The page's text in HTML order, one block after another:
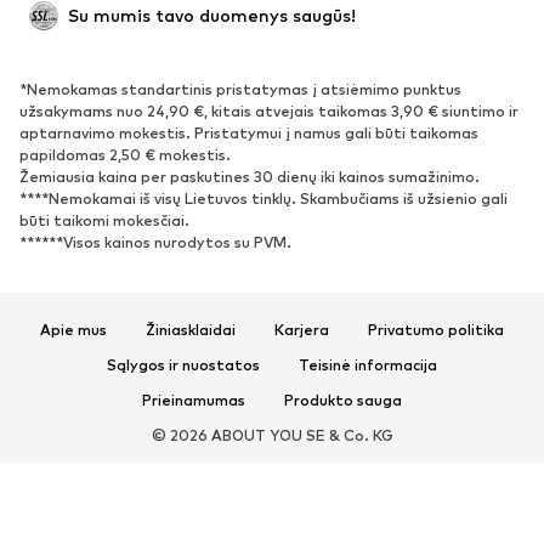
Atviri batai
Išskirtiniai
SPORTAS
Sportiniai drabužiai
Sporto šakos
Sportiniai batai
Sportinės kuprinės ir krepšiai
AKSESUARAI
Su mumis tavo duomenys saugūs!
*Nemokamas standartinis pristatymas į atsiėmimo punktus
užsakymams nuo 24,90 €, kitais atvejais taikomas 3,90 € siuntimo ir
aptarnavimo mokestis. Pristatymui į namus gali būti taikomas
papildomas 2,50 € mokestis.
Žemiausia kaina per paskutines 30 dienų iki kainos sumažinimo.
****Nemokamai iš visų Lietuvos tinklų. Skambučiams iš užsienio gali
būti taikomi mokesčiai.
******Visos kainos nurodytos su PVM.
Apie mus Žiniasklaidai Karjera
Privatumo politika
Sąlygos ir nuostatos
Teisinė informacija
Prieinamumas
Produkto sauga
© 2026 ABOUT YOU SE & Co. KG